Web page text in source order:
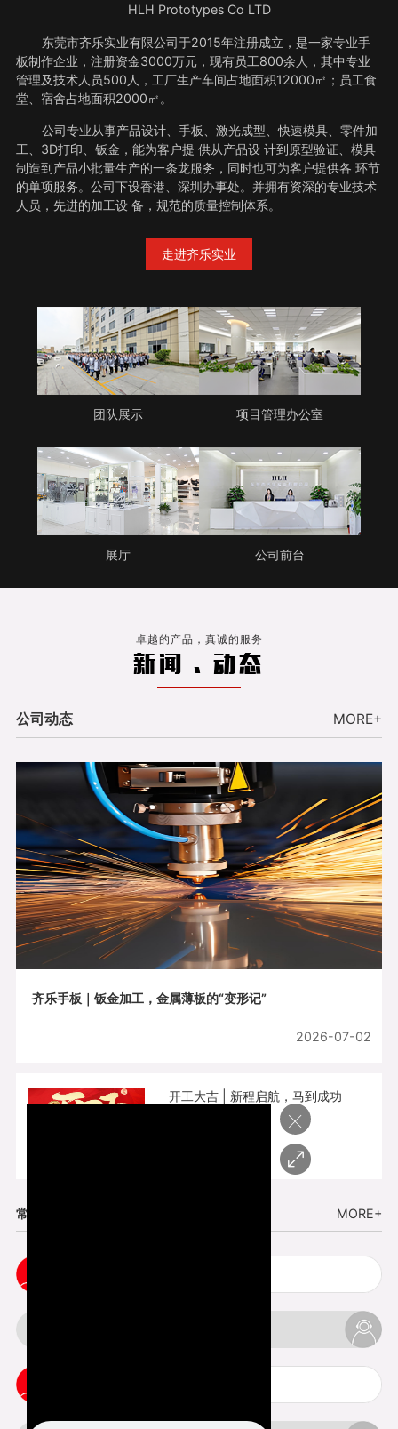
HLH Prototypes Co LTD
东莞市齐乐实业有限公司于2015年注册成立，是一家专业手
板制作企业，注册资金3000万元，现有员工800余人，其中专业
管理及技术人员500人，工厂生产车间占地面积12000㎡；员工食
堂、宿舍占地面积2000㎡。
公司专业从事产品设计、手板、激光成型、快速模具、零件加
工、3D打印、钣金，能为客户提 供从产品设 计到原型验证、模具
制造到产品小批量生产的一条龙服务，同时也可为客户提供各 环节
的单项服务。公司下设香港、深圳办事处。并拥有资深的专业技术
人员，先进的加工设 备，规范的质量控制体系。
走进齐乐实业
团队展示 项目管理办公室
展厅 公司前台
卓越的产品，真诚的服务
新闻 . 动态
公司动态 MORE+
齐乐手板｜钣金加工，金属薄板的“变形记”
2026-07-02
开工大吉 | 新程启航，马到成功
常见问题 MORE+
×